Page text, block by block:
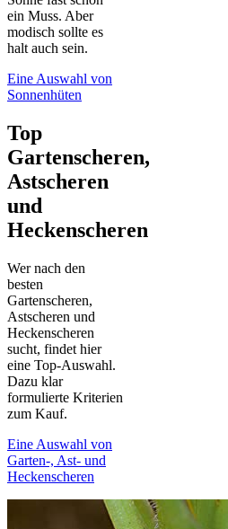
ein Muss. Aber
modisch sollte es
halt auch sein.
Eine Auswahl von
Sonnenhüten
Top
Gartenscheren,
Astscheren
und
Heckenscheren
Wer nach den
besten
Gartenscheren,
Astscheren und
Heckenscheren
sucht, findet hier
eine Top-Auswahl.
Dazu klar
formulierte Kriterien
zum Kauf.
Eine Auswahl von
Garten-, Ast- und
Heckenscheren